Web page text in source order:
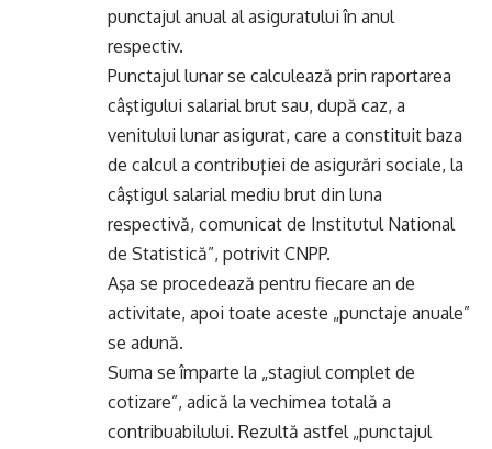
punctajul anual al asiguratului în anul
respectiv.
Punctajul lunar se calculează prin raportarea
câştigului salarial brut sau, după caz, a
venitului lunar asigurat, care a constituit baza
de calcul a contribuţiei de asigurări sociale, la
câştigul salarial mediu brut din luna
respectivă, comunicat de Institutul National
de Statistică”, potrivit CNPP.
Aşa se procedează pentru fiecare an de
activitate, apoi toate aceste „punctaje anuale”
se adună.
Suma se împarte la „stagiul complet de
cotizare”, adică la vechimea totală a
contribuabilului. Rezultă astfel „punctajul